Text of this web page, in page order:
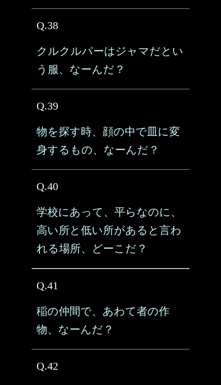
Q.38
クルクルパーはジャマだとい
う服、なーんだ？
Q.39
物を探す時、顔の中で皿に変
身するもの、なーんだ？
Q.40
学校にあって、平らなのに、
高い所と低い所があると言わ
れる場所、どーこだ？
Q.41
稲の仲間で、あわて者の作
物、なーんだ？
Q.42